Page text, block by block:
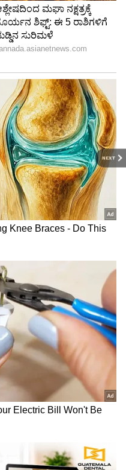
NEXT
ನಂಬುತ್ತಾರೆ
ಅದನ್ನು ತಮ್ಮ
ಅವರು